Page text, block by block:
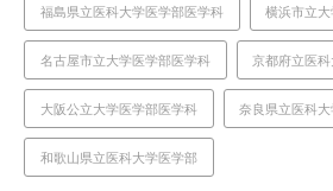
福島県立医科大学医学部医学科 横浜市立
名古屋市立大学医学部医学科 京都府立医
大阪公立大学医学部医学科 奈良県立医科
和歌山県立医科大学医学部